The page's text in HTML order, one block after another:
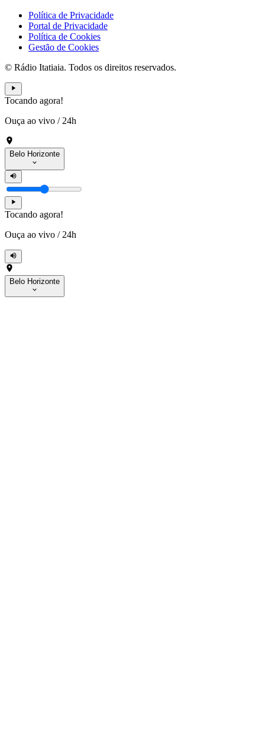
Política de Privacidade
Portal de Privacidade
Política de Cookies
Gestão de Cookies
© Rádio Itatiaia. Todos os direitos reservados.
Tocando agora!
Ouça ao vivo / 24h
Belo Horizonte
Tocando agora!
Ouça ao vivo / 24h
Belo Horizonte